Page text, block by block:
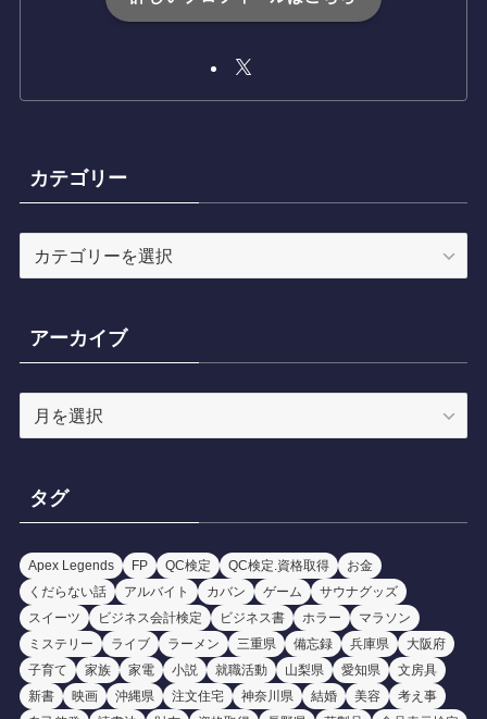
カテゴリー
テ
リ
ー
アーカイブ
ー
ブ
タグ
Apex Legends FP QC検定 QC検定.資格取得
お金
くだらない話
アルバイト カバン ゲーム
サウナグッズ
スイーツ
ビジネス会計検定 ビジネス書 ホラー
マラソン
ミステリー
ライブ ラーメン 三重県 備忘録 兵庫県
大阪府
子育て
家族 家電 小説 就職活動 山梨県 愛知県
文房具
新書
映画 沖縄県 注文住宅 神奈川県 結婚 美容
考え事